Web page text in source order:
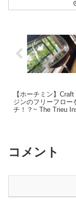
【ホーチミン】
ジンのフリーフロー
チ！？~ The Trieu
コメント